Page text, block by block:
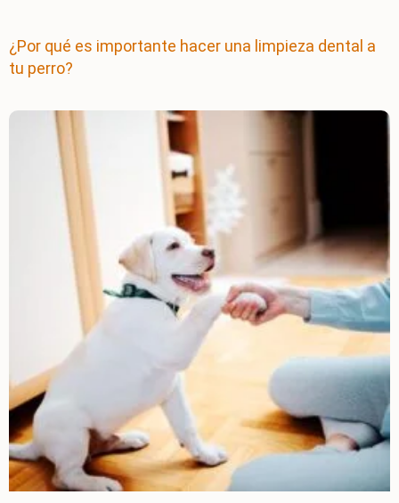
¿Por qué es importante hacer una limpieza dental a
tu perro?